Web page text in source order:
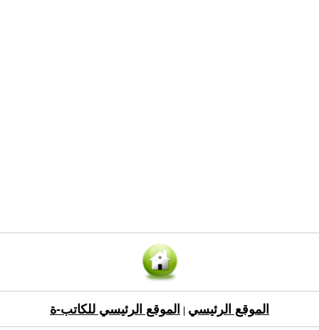
الموقع الرئيسي الموقع الرئيسي للكاتب-ة